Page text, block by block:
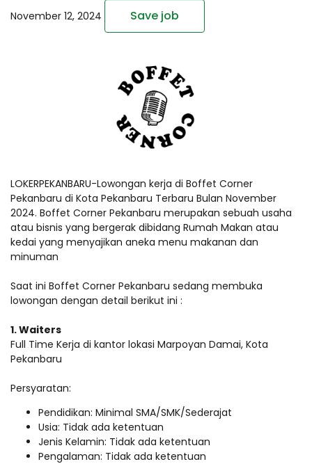
November 12, 2024 Save job
LOKERPEKANBARU-Lowongan kerja di Boffet Corner
Pekanbaru di Kota Pekanbaru Terbaru Bulan November
2024. Boffet Corner Pekanbaru merupakan sebuah usaha
atau bisnis yang bergerak dibidang Rumah Makan atau
kedai yang menyajikan aneka menu makanan dan
minuman
Saat ini Boffet Corner Pekanbaru sedang membuka
lowongan dengan detail berikut ini :
1. Waiters
Full Time Kerja di kantor lokasi Marpoyan Damai, Kota
Pekanbaru
Persyaratan:
Pendidikan: Minimal SMA/SMK/Sederajat
Usia: Tidak ada ketentuan
Jenis Kelamin: Tidak ada ketentuan
Pengalaman: Tidak ada ketentuan